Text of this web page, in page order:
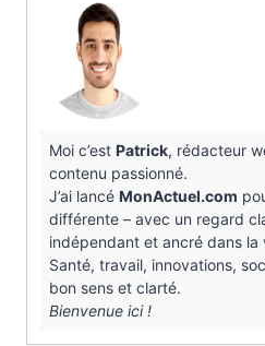
Moi c’est Patrick, rédacteur
contenu passionné.
J’ai lancé MonActuel.com
différente – avec un regard
indépendant et ancré dans la
Santé, travail, innovations,
bon sens et clarté.
Bienvenue ici !